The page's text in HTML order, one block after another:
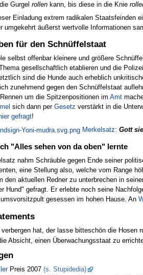
Gurgel rollen kann, bis diese in die Knie
Einladung extrem radikalen Staatsfeinden
umgekehrt äußerst wertvolle Informationen
für den Schnüffelstaat
selbst offenbar kleinere und größere
gesellschaftlich etablieren und die
sind die Hunde auch erheblich
zunehmend gegen den Schnüffelstaat
um die Spitzenpositionen im Amt
sich dann per Gesetz verstärkt in die
gefragt!
Merkelsatz: Gott
"Alles sehen von da oben" lernte
nahm Schräuble gegen Ende seiner
eine Stellung also, welche vom Range
den aktuellen Redner zu unterbrechen in
Hund" gefragt. Er erlebte noch seine
gesessen im hohen Hause. An
hat, der lasse bitteschön die Hosen
Absicht, einen Überwachungsstaat zu
Preis 2007(s. Stupidedia)